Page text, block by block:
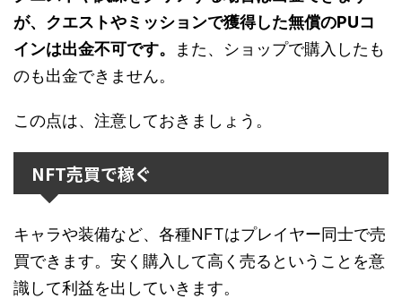
が、クエストやミッションで獲得した無償のPUコ
インは出金不可です。
また、ショップで購入したも
のも出金できません。
この点は、注意しておきましょう。
NFT売買で稼ぐ
キャラや装備など、各種NFTはプレイヤー同士で売
買できます。安く購入して高く売るということを意
識して利益を出していきます。